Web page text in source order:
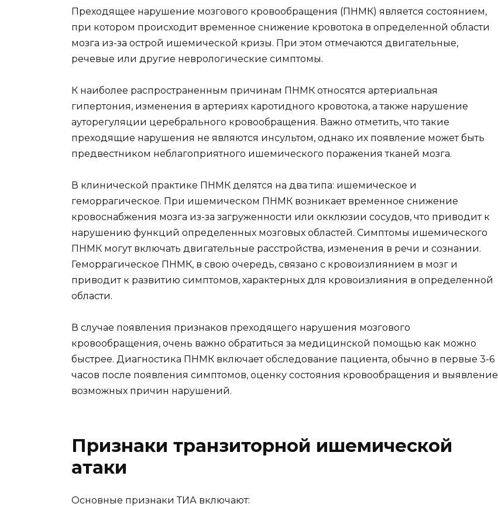
Преходящее нарушение мозгового кровообращения (ПНМК) является состоянием,
при котором происходит временное снижение кровотока в определенной области
мозга из-за острой ишемической кризы. При этом отмечаются двигательные,
речевые или другие неврологические симптомы.
К наиболее распространенным причинам ПНМК относятся артериальная
гипертония, изменения в артериях каротидного кровотока, а также нарушение
ауторегуляции церебрального кровообращения. Важно отметить, что такие
преходящие нарушения не являются инсультом, однако их появление может быть
предвестником неблагоприятного ишемического поражения тканей мозга.
В клинической практике ПНМК делятся на два типа: ишемическое и
геморрагическое. При ишемическом ПНМК возникает временное снижение
кровоснабжения мозга из-за загруженности или окклюзии сосудов, что приводит к
нарушению функций определенных мозговых областей. Симптомы ишемического
ПНМК могут включать двигательные расстройства, изменения в речи и сознании.
Геморрагическое ПНМК, в свою очередь, связано с кровоизлиянием в мозг и
приводит к развитию симптомов, характерных для кровоизлияния в определенной
области.
В случае появления признаков преходящего нарушения мозгового
кровообращения, очень важно обратиться за медицинской помощью как можно
быстрее. Диагностика ПНМК включает обследование пациента, обычно в первые 3-6
часов после появления симптомов, оценку состояния кровообращения и выявление
возможных причин нарушений.
Признаки транзиторной ишемической
атаки
Основные признаки ТИА включают: